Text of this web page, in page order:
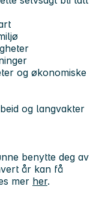
og økonomiske
og langvakter
benytte deg av
år kan få
mer her.